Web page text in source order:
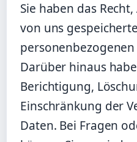
Sie haben das
von uns
Darüber hinaus
Berichtigung,
Einschränkung der
Daten. Bei Fragen